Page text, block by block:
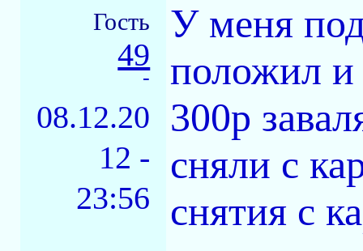
Гость
49
-
08.12.20
12 -
23:56
У меня под
положил и
300р
сняли с
снятия с